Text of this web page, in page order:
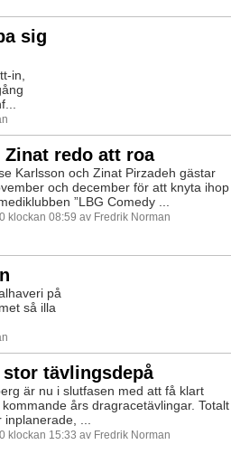
sig
in,
Zinat redo att roa
Karlsson och Zinat Pirzadeh gästar
och december för att knyta ihop
”LBG Comedy ...
klockan 08:59 av Fredrik Norman
på
så illa
tävlingsdepå
är nu i slutfasen med att få klart
års dragracetävlingar. Totalt
inplanerade, ...
klockan 15:33 av Fredrik Norman